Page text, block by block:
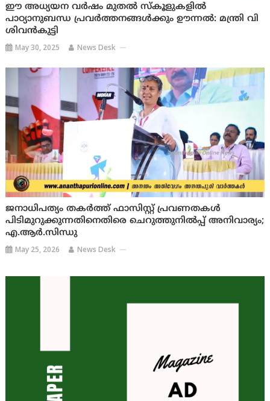
ഈ അധ്യയന വർഷം മുതൽ സ്‌കൂളുകളിൽ
പാഠ്യാനുബന്ധ പ്രവർത്തനങ്ങൾക്കും ഊന്നൽ: മന്ത്രി വി
ശിവൻകുട്ടി
May 30, 2025 News Desk
ജനാധിപത്യം തകര്‍ത്ത് ഫാസിസ്റ്റ് പ്രവണതകള്‍
പിടിമുറുക്കുന്നതിനെതിരെ ചെറുത്തുനില്‍പ്പ് അനിവാര്യം;
എ.ആര്‍.സിന്ധു
May 25, 2026 News Desk